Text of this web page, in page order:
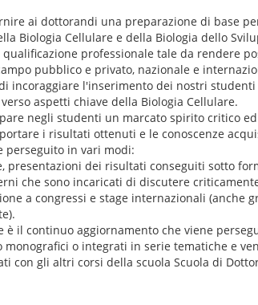
ai dottorandi una preparazione di base
Biologia Cellulare e della Biologia dello
professionale tale da rendere
pubblico e privato, nazionale e
incoraggiare l'inserimento dei nostri
aspetti chiave della Biologia Cellulare.
negli studenti un marcato spirito critico
i risultati ottenuti e le conoscenze
perseguito in vari modi:
presentazioni dei risultati conseguiti sotto
che sono incaricati di discutere
a congressi e stage internazionali (anche
è il continuo aggiornamento che viene
o integrati in serie tematiche e
con gli altri corsi della scuola Scuola di